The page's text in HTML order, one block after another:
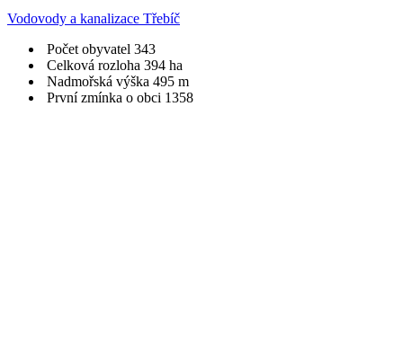
Vodovody a kanalizace Třebíč
Počet obyvatel 343
Celková rozloha 394 ha
Nadmořská výška 495 m
První zmínka o obci 1358